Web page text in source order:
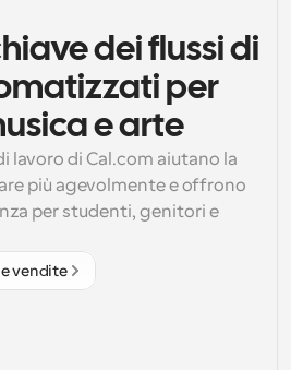
dei flussi di
per
e arte
lavoro di Cal.com aiutano la
più agevolmente e offrono
per studenti, genitori e
vendite